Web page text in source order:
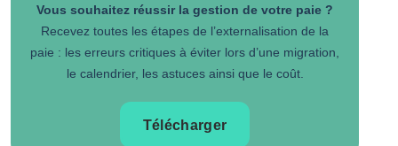
Vous souhaitez réussir la gestion de votre paie ?
Recevez toutes les étapes de l’externalisation de la
paie : les erreurs critiques à éviter lors d’une migration,
le calendrier, les astuces ainsi que le coût.
Télécharger